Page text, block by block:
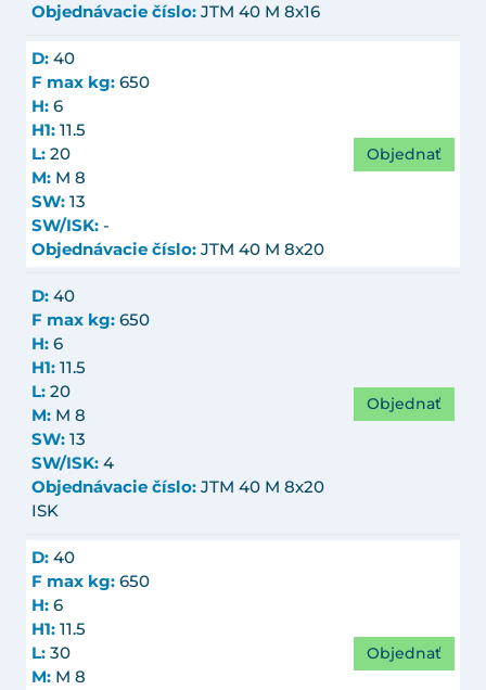
Objednávacie číslo: JTM 40 M 8x16
D: 40
F max kg: 650
H: 6
H1: 11.5
L: 20
M: M 8
SW: 13
SW/ISK: -
Objednávacie číslo: JTM 40 M 8x20
Objednať
D: 40
F max kg: 650
H: 6
H1: 11.5
L: 20
M: M 8
SW: 13
SW/ISK: 4
Objednávacie číslo: JTM 40 M 8x20
ISK
Objednať
D: 40
F max kg: 650
H: 6
H1: 11.5
L: 30
M: M 8
Objednať